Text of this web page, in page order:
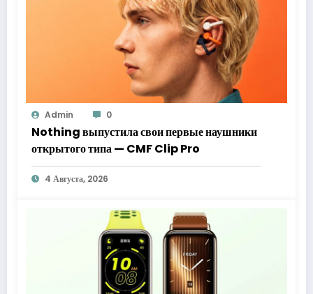
Admin 0
Nothing выпустила свои первые наушники
открытого типа — CMF Clip Pro
4 Августа, 2026